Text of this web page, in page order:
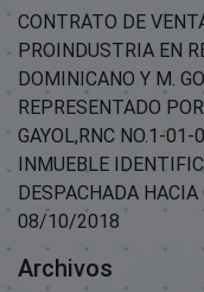
CONTRATO DE
PROINDUSTRIA EN
DOMINICANO Y M.
REPRESENTADO
GAYOL,RNC NO.1-
INMUEBLE
DESPACHADA
08/10/2018
Archivos